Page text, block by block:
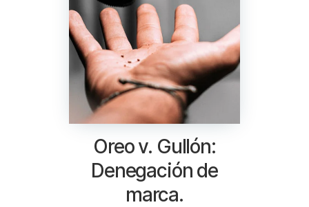
Oreo v. Gullón:
Denegación de
marca.